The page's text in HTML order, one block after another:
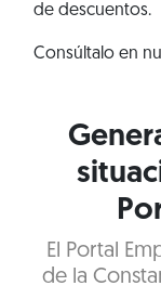
de descuentos.
Consúltalo en
El Portal
de la